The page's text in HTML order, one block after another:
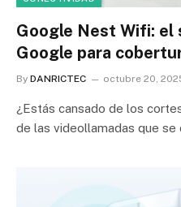
Google Nest Wifi: el
Google para
By DANRICTEC octubre 20,
¿Estás cansado de los
de las videollamadas que se